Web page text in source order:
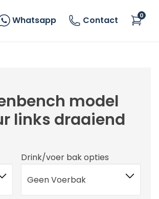
Whatsapp Contact 0
model
links draaiend
Drink/voer bak opties
Geen Voerbak